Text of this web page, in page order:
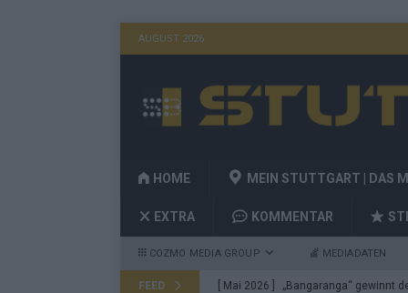
AUGUST 2026
HOME MEIN STUTTGART | DAS
EXTRA KOMMENTAR
COZMO MEDIA GROUP MEDIADATEN
FEED [ Mai 2026 ] „Bangaranga“ gewinnt